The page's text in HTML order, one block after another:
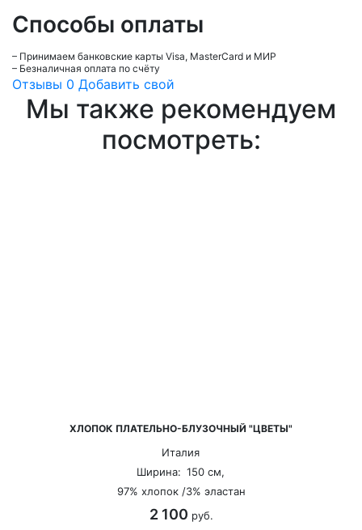
Способы оплаты
– Принимаем банковские карты Visa, MasterCard и МИР
– Безналичная оплата по счёту
Отзывы0 Добавить свой
Мы также рекомендуем
посмотреть:
ХЛОПОК ПЛАТЕЛЬНО-БЛУЗОЧНЫЙ "ЦВЕТЫ"
Италия
Ширина: 150 см,
97% хлопок /3% эластан
2 100руб.